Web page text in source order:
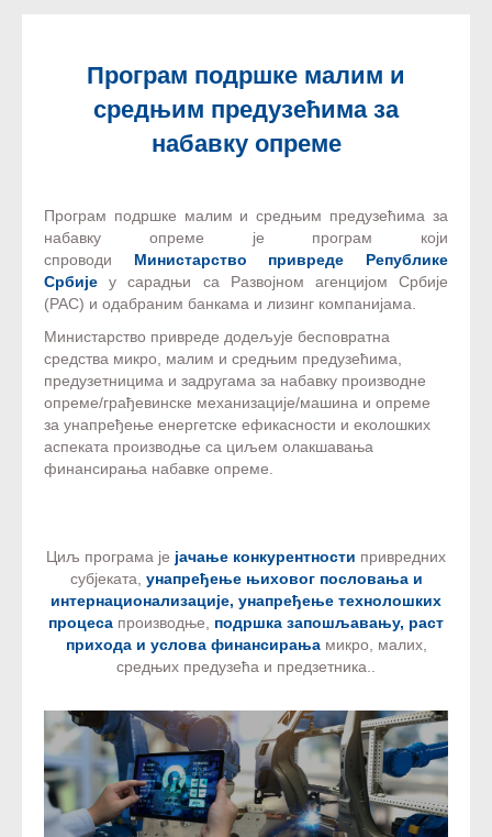
Програм подршке малим и
средњим предузећима за
набавку опреме
Програм подршке малим и средњим предузећима за
набавку опреме је програм који
спроводи Министарство привреде Републике
Србије у сарадњи са Развојном агенцијом Србије
(РАС) и одабраним банкама и лизинг компанијама.
Министарство привреде додељује бесповратна
средства микро, малим и средњим предузећима,
предузетницима и задругама за набавку производне
опреме/грађевинске механизације/машина и опреме
за унапређење енергетске ефикасности и еколошких
аспеката производње са циљем олакшавања
финансирања набавке опреме.
Циљ програма је јачање конкурентности привредних
субјеката, унапређење њиховог пословања и
интернационализације, унапређење технолошких
процеса производње, подршка запошљавању, раст
прихода и услова финансирањамикро, малих,
средњих предузећа и предзетника..